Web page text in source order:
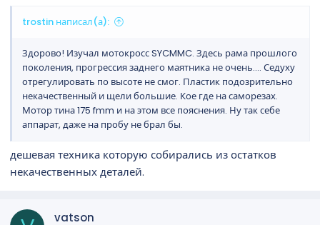
trostin написал(а):
Здорово! Изучал мотокросс SYCMMC. Здесь рама прошлого
поколения, прогрессия заднего маятника не очень.... Седуху
отрегулировать по высоте не смог. Пластик подозрительно
некачественный и щели большие. Кое где на саморезах.
Мотор тина 175 fmm и на этом все пояснения. Ну так себе
аппарат, даже на пробу не брал бы.
дешевая техника которую собирались из остатков
некачественных деталей.
vatson